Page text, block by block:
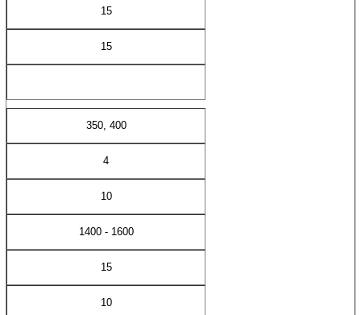
15
15
350, 400
4
10
1400 - 1600
15
10